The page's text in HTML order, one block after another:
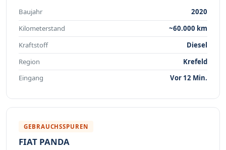
Baujahr
2020
Kilometerstand
~60.000 km
Kraftstoff
Diesel
Region
Krefeld
Eingang
Vor 12 Min.
GEBRAUCHSSPUREN
FIAT PANDA